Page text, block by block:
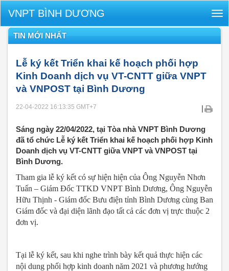
VNPT BÌNH DƯƠNG
TIN MỚI NHẤT
Lễ ký kết Triển khai kế hoạch phối hợp
Kinh Doanh dịch vụ VT-CNTT giữa VNPT
và VNPOST tại Bình Dương
22-04-2022 16:13:35 GMT+7 |
Sáng ngày 22/04/2022, tại Tòa nhà VNPT Bình Dương
đã tổ chức Lễ ký kết Triển khai kế hoạch phối hợp Kinh
Doanh dịch vụ VT-CNTT giữa VNPT và VNPOST tại
Bình Dương.
Tham gia lễ ký kết có sự hiện hiện của Ông Nguyễn Nhơn
Tuấn – Giám Đốc TTKD VNPT Bình Dương, Ông Nguyễn
Hữu Thịnh - Giám đốc Bưu điện tỉnh Bình Dương cùng Ban
Giám đốc và đại diện lãnh đạo tất cả các đơn vị trực thuộc 2
đơn vị.
Tại lễ ký kết, sau khi nghe trình bày kết quả thực hiện các
nội dung phối hợp kinh doanh năm 2021 và phương hướng